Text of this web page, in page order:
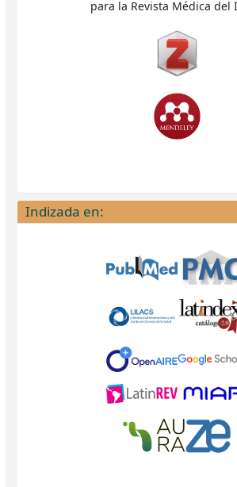
para la Revista Médica del
Indizada en: